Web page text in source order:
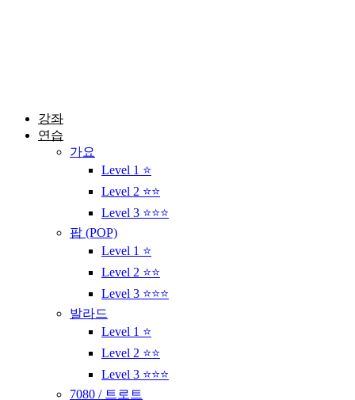
강좌
연습
가요
Level 1 ⭐
Level 2 ⭐⭐
Level 3 ⭐⭐⭐
팝 (POP)
Level 1 ⭐
Level 2 ⭐⭐
Level 3 ⭐⭐⭐
발라드
Level 1 ⭐
Level 2 ⭐⭐
Level 3 ⭐⭐⭐
7080 / 트로트